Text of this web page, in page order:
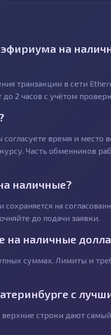
на
транзакции в сети
2 часов с учётом
время и место
Часть обменников
наличные?
на
до подачи заявки.
на наличные
суммах. Лимиты и
с
строки дают